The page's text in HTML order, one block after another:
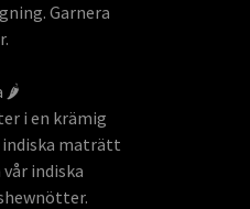
Garnera
🌶️
i en krämig
indiska maträtt
indiska